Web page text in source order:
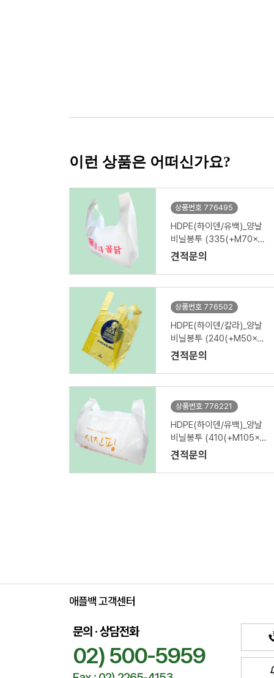
이런 상품은 어떠신가요?
상품번호 776495
HDPE(하이덴/유백)_양날
비닐봉투 (335(+M70x2-
옆면)x455mm)
견적문의
상품번호 776502
HDPE(하이덴/칼라)_양날
비닐봉투 (240(+M50x2-
옆면)x375mm)
견적문의
상품번호 776221
HDPE(하이덴/유백)_양날
비닐봉투 (410(+M105x2)
x445mm)
견적문의
애플백 고객센터
문의 · 상담전화
02) 500-5959